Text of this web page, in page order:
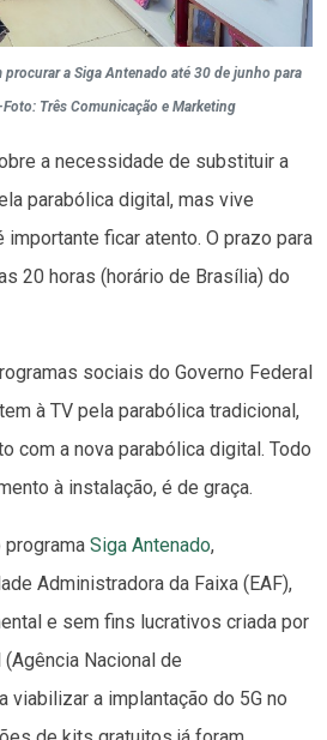
a Siga Antenado até 30 de junho para
Três Comunicação e Marketing
a necessidade de substituir a
parabólica digital, mas vive
importante ficar atento. O prazo para
20 horas (horário de Brasília) do
sociais do Governo Federal
à TV pela parabólica tradicional,
com a nova parabólica digital. Todo
à instalação, é de graça.
Siga Antenado,
Administradora da Faixa (EAF),
e sem fins lucrativos criada por
Nacional de
viabilizar a implantação do 5G no